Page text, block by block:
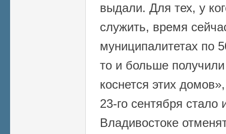
выдали. Для тех, у
служить, время
муниципалитетах по
то и больше
коснется этих
23-го сентября стало
Владивостоке